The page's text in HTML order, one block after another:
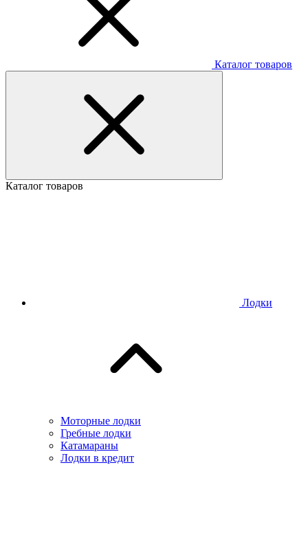
Каталог товаров
Каталог товаров
Лодки
Моторные лодки
Гребные лодки
Катамараны
Лодки в кредит